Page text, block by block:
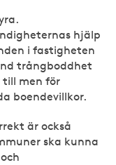
hjälp
i fastigheten
trångboddhet
till men för
boendevillkor.
är också
ska kunna